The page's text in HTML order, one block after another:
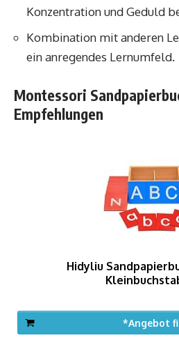
Konzentration und Geduld
Kombination mit anderen
ein anregendes Lernumfeld.
Montessori
Empfehlungen
Hidyliu
*Angebot